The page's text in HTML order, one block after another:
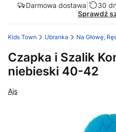
Darmowa dostawa 30
Sprawdź
Kids Town Ubranka Na Głowę,
Czapka i Szalik
niebieski 40-42
Ajs